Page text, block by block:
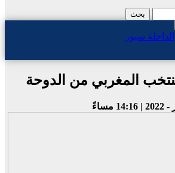
المغربي من الدوحة